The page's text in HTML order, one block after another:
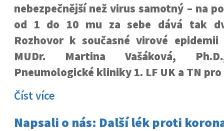
nebezpečnější než virus samotný – na
od 1 do 10 mu za sebe dává tak
Rozhovor k současné virové
MUDr. Martina Vašáková,
Pneumologické kliniky 1. LF UK a TN
Číst více
Napsali o nás: Další lék proti